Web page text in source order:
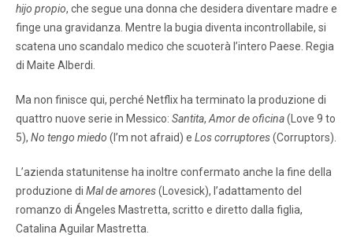
hijo propio, che segue una donna che desidera diventare madre e
finge una gravidanza. Mentre la bugia diventa incontrollabile, si
scatena uno scandalo medico che scuoterà l’intero Paese. Regia
di Maite Alberdi.
Ma non finisce qui, perché Netflix ha terminato la produzione di
quattro nuove serie in Messico: Santita, Amor de oficina(Love 9 to
5), No tengo miedo (I’m not afraid) e Los corruptores(Corruptors).
L’azienda statunitense ha inoltre confermato anche la fine della
produzione di Mal de amores(Lovesick), l’adattamento del
romanzo di Ángeles Mastretta, scritto e diretto dalla figlia,
Catalina Aguilar Mastretta.